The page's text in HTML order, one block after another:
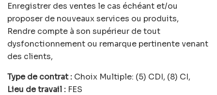
Enregistrer des ventes le cas échéant et/ou
proposer de nouveaux services ou produits,
Rendre compte à son supérieur de tout
dysfonctionnement ou remarque pertinente venant
des clients,
Type de contrat : Choix Multiple: (5) CDI, (8) CI,
Lieu de travail : FES